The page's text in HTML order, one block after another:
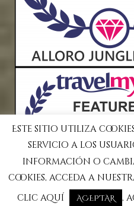
Este sitio utiliza
servicio a los
información o
cookies, acceda a
clic aquí
ACEPTAR ,